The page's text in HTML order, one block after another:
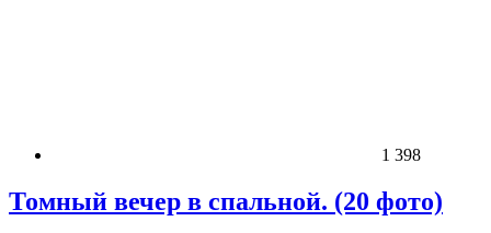
1 398
Томный вечер в спальной. (20 фото)